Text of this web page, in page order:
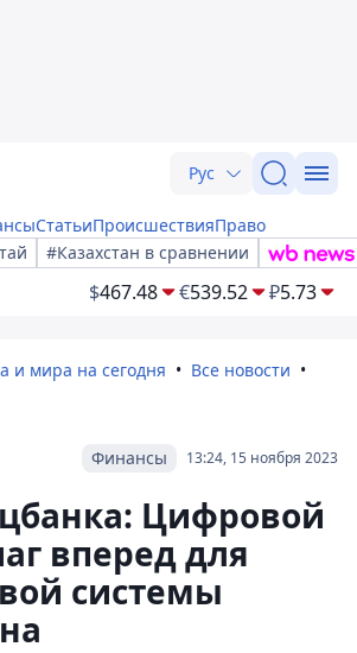
Рус
СтатьиПроисшествияПраво
#Казахстан в сравнении
$467.48 €539.52 ₽5.73
и мира на сегодня
Все новости
13:24, 15 ноября 2023
Финансы
Цифровой
вперед для
системы